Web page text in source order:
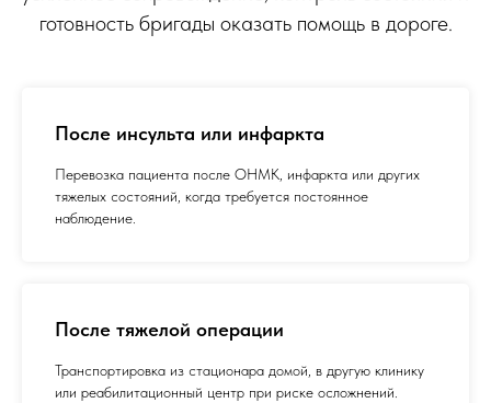
готовность бригады оказать помощь в дороге.
После инсульта или инфаркта
Перевозка пациента после ОНМК, инфаркта или других
тяжелых состояний, когда требуется постоянное
наблюдение.
После тяжелой операции
Транспортировка из стационара домой, в другую клинику
или реабилитационный центр при риске осложнений.